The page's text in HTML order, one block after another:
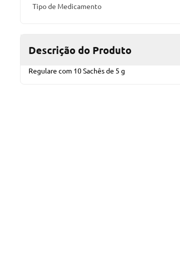
Tipo de Medicamento
Descrição do Produto
Regulare com 10 Sachês de 5 g